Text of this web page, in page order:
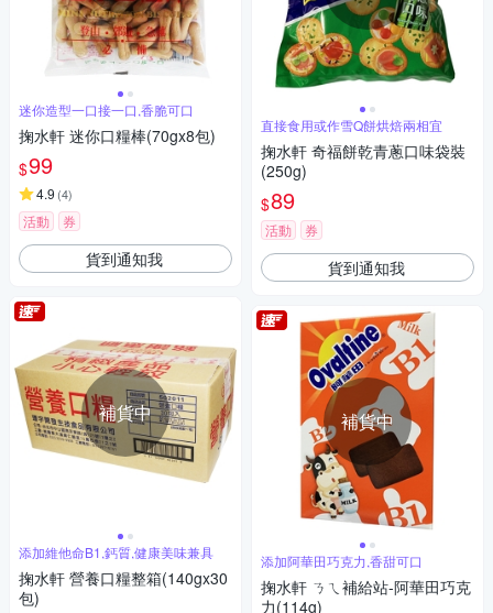
迷你造型一口接一口,香脆可口
掬水軒 迷你口糧棒(70gx8包)
$99
4.9 (4)
活動 券
貨到通知我
補貨中
添加維他命B1,鈣質,健康美味兼具
掬水軒 營養口糧整箱(140gx30
包)
直接食用或作雪Q餅烘焙兩相宜
掬水軒 奇福餅乾青蔥口味袋裝
(250g)
$89
活動 券
貨到通知我
補貨中
添加阿華田巧克力,香甜可口
掬水軒 ㄋㄟ補給站-阿華田巧克
力(114g)